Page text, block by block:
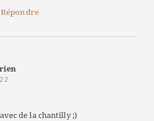
Répondre
de la chantilly ;)